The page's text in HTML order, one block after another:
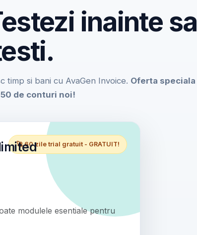
inainte sa
timp si bani cu AvaGen Invoice. Oferta speciala
de conturi noi!
🚀 60 zile trial gratuit - GRATUIT!
modulele esentiale pentru